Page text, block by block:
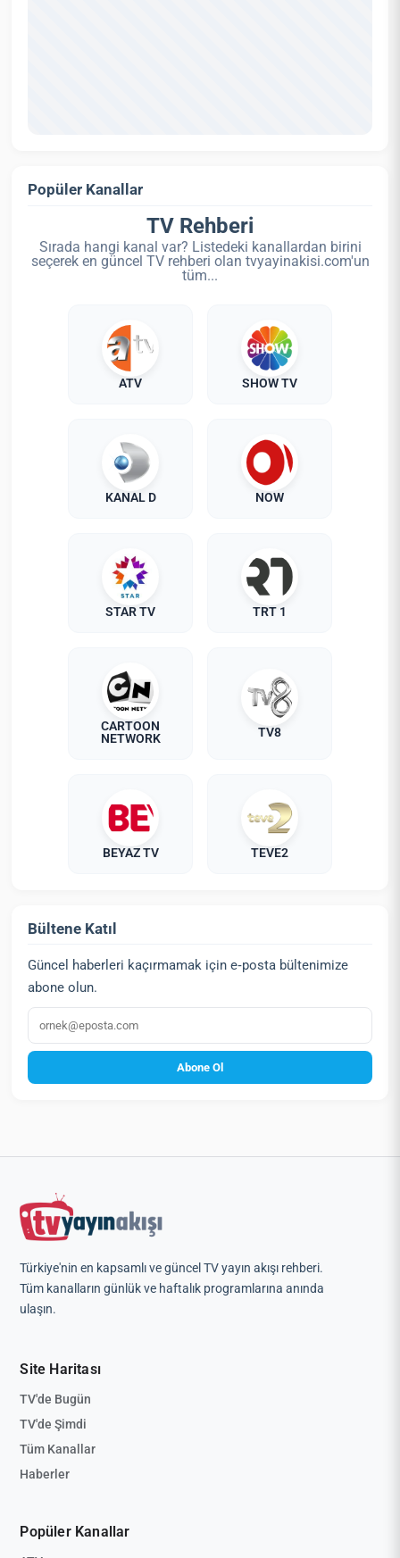
Popüler Kanallar
TV Rehberi
Sırada hangi kanal var? Listedeki kanallardan birini
seçerek en güncel TV rehberi olan tvyayinakisi.com'un
tüm...
ATV SHOW TV
KANAL D NOW
STAR TV TRT 1
CARTOON
NETWORK
TV8
BEYAZ TV TEVE2
Bültene Katıl
Güncel haberleri kaçırmamak için e‑posta bültenimize
abone olun.
E‑posta
Abone Ol
Türkiye'nin en kapsamlı ve güncel TV yayın akışı rehberi.
Tüm kanalların günlük ve haftalık programlarına anında
ulaşın.
Site Haritası
TV'de Bugün
TV'de Şimdi
Tüm Kanallar
Haberler
Popüler Kanallar